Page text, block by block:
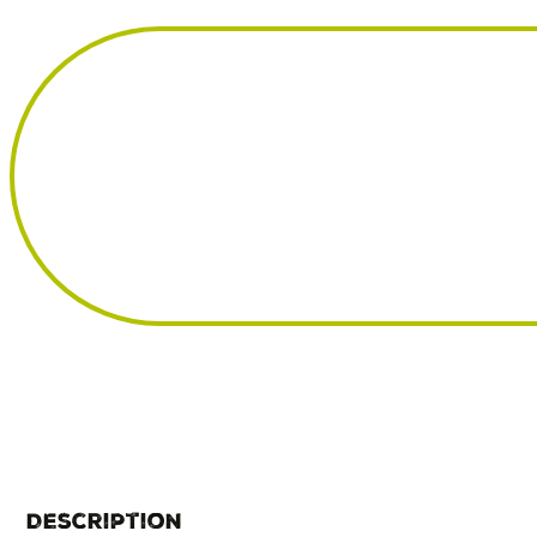
Description